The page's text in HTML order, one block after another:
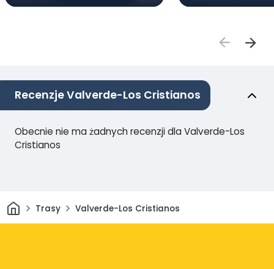
Recenzje Valverde-Los Cristianos
Obecnie nie ma żadnych recenzji dla Valverde-Los
Cristianos
DomTrasy Valverde-Los Cristianos